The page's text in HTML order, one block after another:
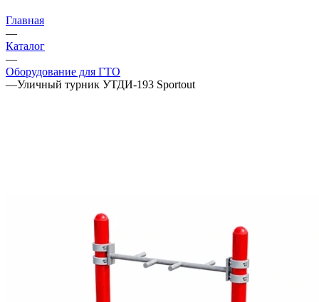
Главная
—
Каталог
—
Оборудование для ГТО
—Уличный турник УТДИ-193 Sportout